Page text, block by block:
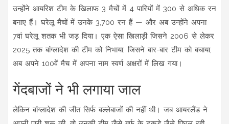
उन्होंने आयरिश टीम के खिलाफ 3 मैचों में 4 पारियों में 300 से अधिक रन
बनाए हैं। घरेलू मैचों में उनके 3,700 रन हैं — और अब उन्होंने अपना
7वां घरेलू शतक भी जड़ दिया। एक ऐसा खिलाड़ी जिसने 2006 से लेकर
2025 तक बांग्लादेश की टीम को निभाया, जिसने बार-बार टीम को बचाया,
अब अपने 100वें मैच में अपना नाम स्वर्ण अक्षरों में लिख गया।
गेंदबाजों ने भी लगाया जाल
लेकिन बांग्लादेश की जीत सिर्फ बल्लेबाजों की नहीं थी। जब आयरलैंड ने